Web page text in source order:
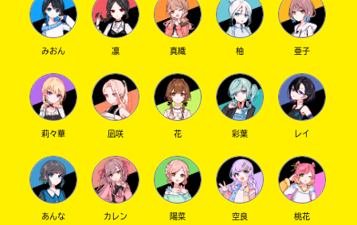
みおん 凛 真織 柚 亜子
莉々華 凪咲 花 彩葉 レイ
あんな カレン 陽菜 空良 桃花